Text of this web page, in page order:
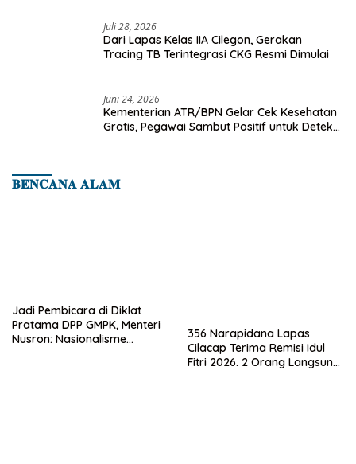
Juli 28, 2026
Dari Lapas Kelas IIA Cilegon, Gerakan
Tracing TB Terintegrasi CKG Resmi Dimulai
Juni 24, 2026
Kementerian ATR/BPN Gelar Cek Kesehatan
Gratis, Pegawai Sambut Positif untuk Deteksi
𝐁𝐄𝐍𝐂𝐀𝐍𝐀 𝐀𝐋𝐀𝐌
Jadi Pembicara di Diklat
Pratama DPP GMPK, Menteri
Nusron: Nasionalisme
356 Narapidana Lapas
Cilacap Terima Remisi Idul
Fitri 2026. 2 Orang Langsung